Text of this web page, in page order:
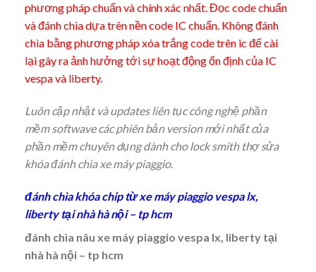
phương pháp chuẩn và chính xác nhất. Đọc code chuẩn
và đánh chìa dựa trên nền code IC chuẩn. Không đánh
chìa bằng phương pháp xóa trắng code trên ic để cài
lại gây ra ảnh hưởng tới sự hoạt động ổn định của IC
vespa và liberty.
Luôn cập nhật và updates liên tục công nghệ phần
mềm softwave các phiên bản version mới nhất của
phần mềm chuyên dụng dành cho lock smith thợ sửa
khóa đánh chìa xe máy piaggio.
đánh chìa khóa chip từ xe máy piaggio vespa lx,
liberty tại nhà hà nội – tp hcm
đánh chìa nâu xe máy piaggio vespa lx, liberty tại
nhà hà nội – tp hcm